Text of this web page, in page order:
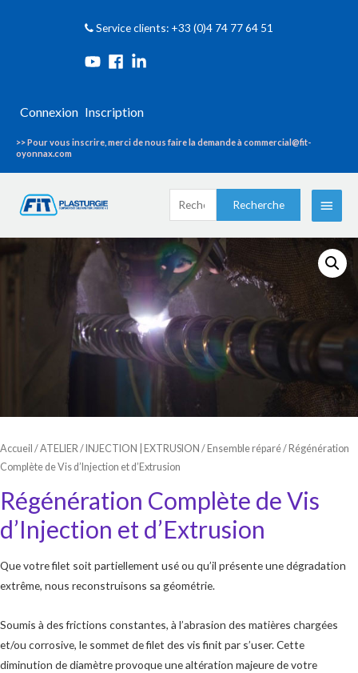
Service clients: +33 (0)4 74 77 64 51
Connexion Inscription
>> Pour vous inscrire, merci de nous faire la demande à commercial@fit-
oyonnax.com
Menu
Recherche
Accueil /ATELIER /INJECTION | EXTRUSION /Ensemble réparé/ Régénération
Complète de Vis d’Injection et d’Extrusion
Régénération Complète de Vis
d’Injection et d’Extrusion
Que votre filet soit partiellement usé ou qu’il présente une dégradation
extrême, nous reconstruisons sa géométrie.
Soumis à des frictions constantes, à l’abrasion des matières chargées
et/ou corrosive, le sommet de filet des vis finit par s’user. Cette
diminution de diamètre provoque une altération majeure de votre